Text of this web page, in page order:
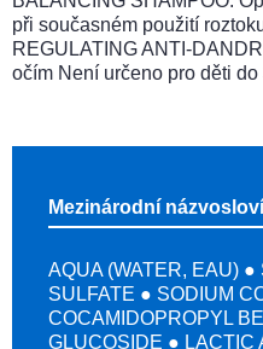
při současném použití
REGULATING ANTI-
očím Není určeno pro děti
Mezinárodní
AQUA (WATER, EAU) ●
SULFATE ● SODIUM
COCAMIDOPROPYL
GLUCOSIDE ● LACTIC